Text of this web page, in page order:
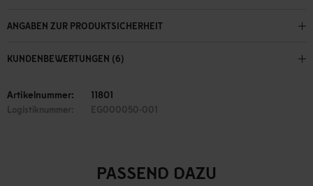
ANGABEN ZUR PRODUKTSICHERHEIT
KUNDENBEWERTUNGEN (6)
Artikelnummer: 11801
Logistiknummer: EG000050-001
PASSEND DAZU